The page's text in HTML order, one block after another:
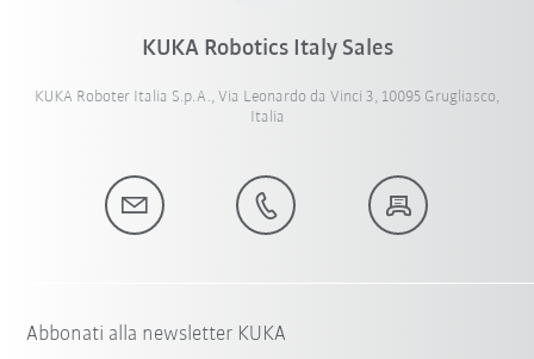
KUKA Robotics Italy Sales
KUKA Roboter Italia S.p.A., Via Leonardo da Vinci 3, 10095 Grugliasco,
Italia
Abbonati alla newsletter KUKA